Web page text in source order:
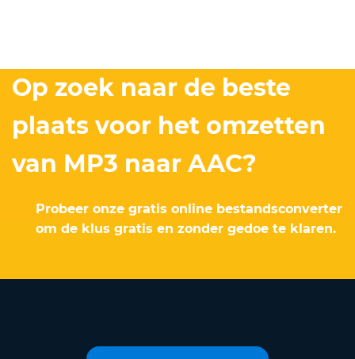
Op zoek naar de beste
plaats voor het omzetten
van MP3 naar AAC?
Probeer onze gratis online bestandsconverter
om de klus gratis en zonder gedoe te klaren.